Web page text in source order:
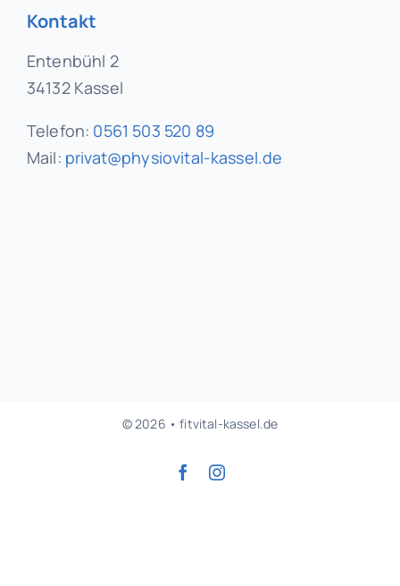
Kontakt
Entenbühl 2
34132 Kassel
Telefon: 0561 503 520 89
Mail: privat@physiovital-kassel.de
© 2026 • fitvital-kassel.de